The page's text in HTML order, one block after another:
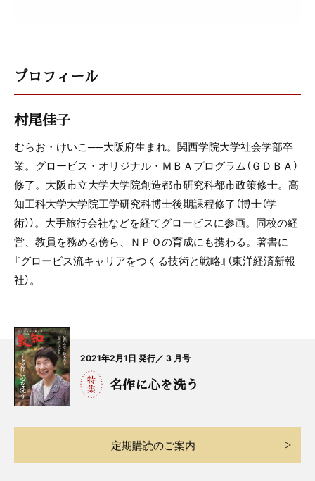
プロフィール
村尾佳子
むらお・けいこ──大阪府生まれ。関西学院大学社会学部卒
業。グロービス・オリジナル・ＭＢＡプログラム（ＧＤＢＡ）
修了。大阪市立大学大学院創造都市研究科都市政策修士。高
知工科大学大学院工学研究科博士後期課程修了（博士（学
術））。大手旅行会社などを経てグロービスに参画。同校の経
営、教員を務める傍ら、ＮＰＯの育成にも携わる。著書に
『グロービス流キャリアをつくる技術と戦略』（東洋経済新報
社）。
2021年2月1日 発行／ 3 月号
名作に心を洗う
定期購読のご案内